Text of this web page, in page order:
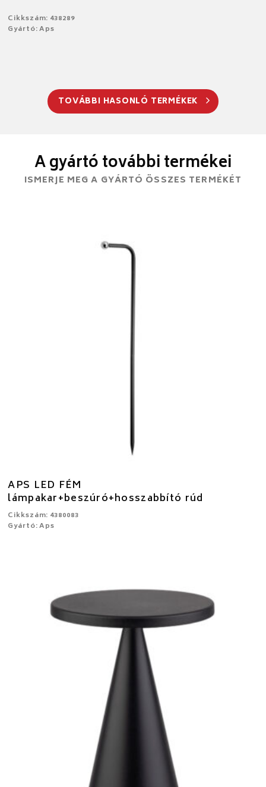
Cikkszám: 438289
Gyártó: Aps
TOVÁBBI HASONLÓ TERMÉKEK
A gyártó további termékei
ISMERJE MEG A GYÁRTÓ ÖSSZES TERMÉKÉT
APS LED FÉM
lámpakar+beszúró+hosszabbító rúd
Cikkszám: 4380083
Gyártó: Aps